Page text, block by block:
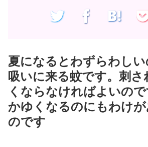
夏になるとわずらわし
吸いに来る蚊です。刺さ
くならなければよいの
かゆくなるのにもわけ
のです